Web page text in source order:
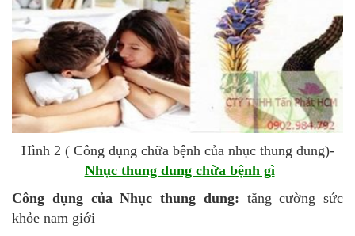
Hình 2 ( Công dụng chữa bệnh của nhục thung dung)-
Nhục thung dung chữa bệnh gì
Công dụng của Nhục thung dung: tăng cường sức
khỏe nam giới